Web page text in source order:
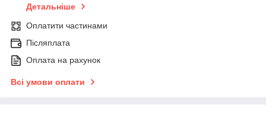
Детальніше
Оплатити частинами
Післяплата
Оплата на рахунок
Всі умови оплати